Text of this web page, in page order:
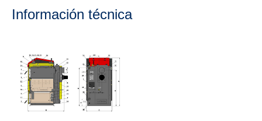
Información técnica